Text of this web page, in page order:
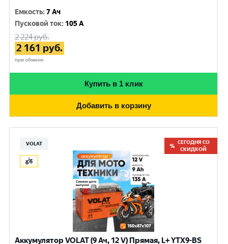
Емкость:7 Ач
Пусковой ток: 105 A
2 224руб.
2 161 руб.
при обмене
Купить в 1 клик
Добавить в корзину
VOLAT
СЕГОДНЯ СО
СКИДКОЙ
Аккумулятор VOLAT (9 Ач, 12 V) Прямая, L+ YTX9-BS